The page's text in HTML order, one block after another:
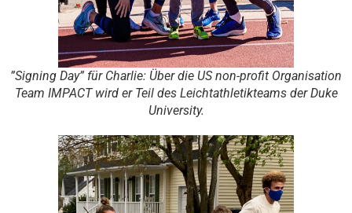
”Signing Day” für Charlie: Über die US non-profit Organisation
Team IMPACT wird er Teil des Leichtathletikteams der Duke
University.